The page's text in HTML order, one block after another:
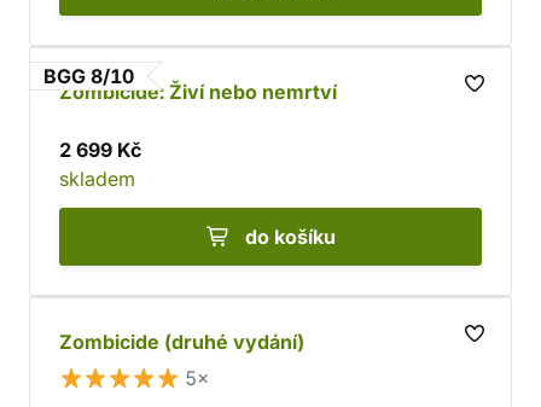
BGG 8/10
Zombicide: Živí nebo nemrtví
2 699 Kč
skladem
do košíku
Zombicide (druhé vydání)
5×